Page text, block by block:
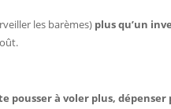
les barèmes) plus qu’un
pousser à voler plus,